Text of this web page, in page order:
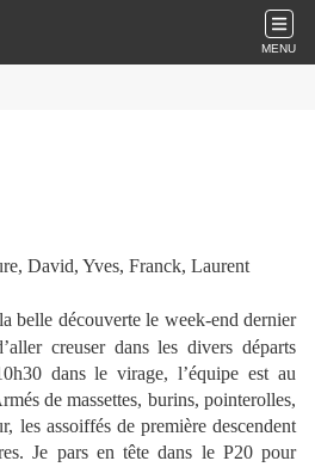
MENU
David, Yves, Franck, Laurent
belle découverte le week-end dernier
creuser dans les divers départs
dans le virage, l’équipe est au
de massettes, burins, pointerolles,
les assoiffés de première descendent
Je pars en tête dans le P20 pour